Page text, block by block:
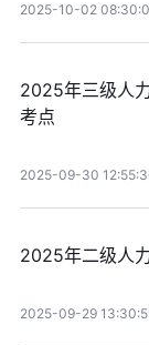
2025-10-02
2025年三级人
考点
2025-09-30
2025年二级人
2025-09-29